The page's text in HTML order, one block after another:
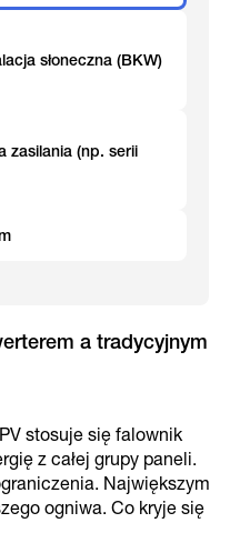
słoneczna (BKW)
zasilania (np. serii
a tradycyjnym
stosuje się falownik
z całej grupy paneli.
Największym
ogniwa. Co kryje się